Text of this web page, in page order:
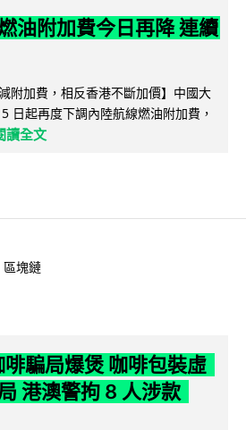
油附加費今日再降 連續
附加費，相反香港不斷加價】中國大
日起再度下調內陸航線燃油附加費，
讀全文
區塊鏈
騙局爆煲 咖啡包裝虛
港澳警拘 8 人涉款